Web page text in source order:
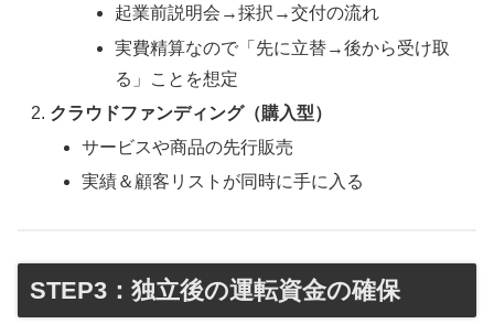
起業前説明会→採択→交付の流れ
実費精算なので「先に立替→後から受け取
る」ことを想定
クラウドファンディング（購入型）
サービスや商品の先行販売
実績＆顧客リストが同時に手に入る
STEP3：独立後の運転資金の確保